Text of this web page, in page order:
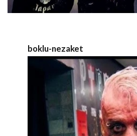
boklu-nezaket